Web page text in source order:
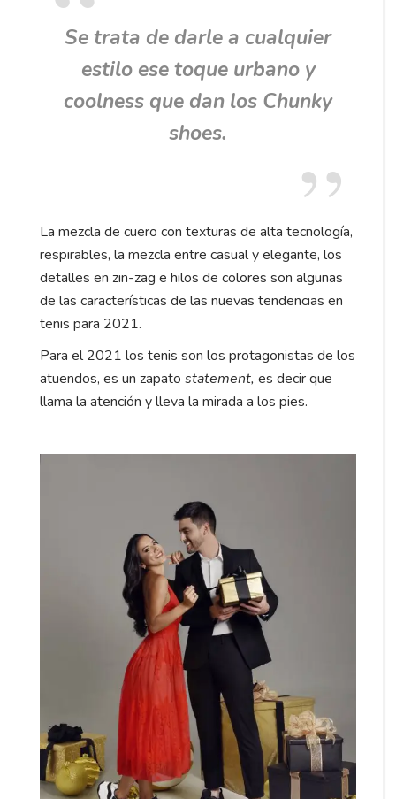
Se trata de darle a cualquier
estilo ese toque urbano y
coolness que dan los Chunky
shoes.
La mezcla de cuero con texturas de alta tecnología,
respirables, la mezcla entre casual y elegante, los
detalles en zin-zag e hilos de colores son algunas
de las características de las nuevas tendencias en
tenis para 2021.
Para el 2021 los tenis son los protagonistas de los
atuendos, es un zapato statement, es decir que
llama la atención y lleva la mirada a los pies.